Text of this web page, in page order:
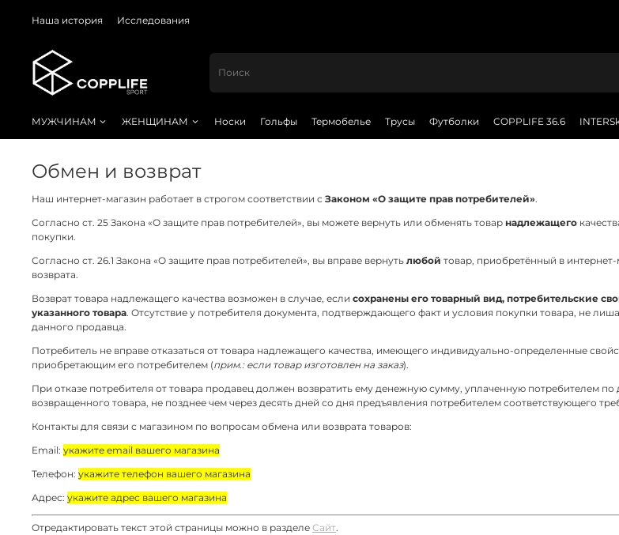
Наша история Исследования
МУЖЧИНАМ ЖЕНЩИНАМ Носки Гольфы Термобелье Трусы Футболки COPPLIFE 36.6
Обмен и возврат
Наш интернет-магазин работает в строгом соответствии с Законом «О защите прав потребителей».
Согласно ст. 25 Закона «О защите прав потребителей», вы можете вернуть или обменять товар надлежащего
покупки.
Согласно ст. 26.1 Закона «О защите прав потребителей», вы вправе вернуть любой товар, приобретённый в
возврата.
Возврат товара надлежащего качества возможен в случае, если сохранены его товарный вид, потребительские
указанного товара. Отсутствие у потребителя документа, подтверждающего факт и условия покупки товара, не
данного продавца.
Потребитель не вправе отказаться от товара надлежащего качества, имеющего индивидуально-определенные
приобретающим его потребителем (прим.: если товар изготовлен на заказ).
При отказе потребителя от товара продавец должен возвратить ему денежную сумму, уплаченную потребителем
возвращенного товара, не позднее чем через десять дней со дня предъявления потребителем соответствующего
Контакты для связи с магазином по вопросам обмена или возврата товаров:
Email: укажите email вашего магазина
Телефон: укажите телефон вашего магазина
Адрес: укажите адрес вашего магазина
Отредактировать текст этой страницы можно в разделе Сайт.